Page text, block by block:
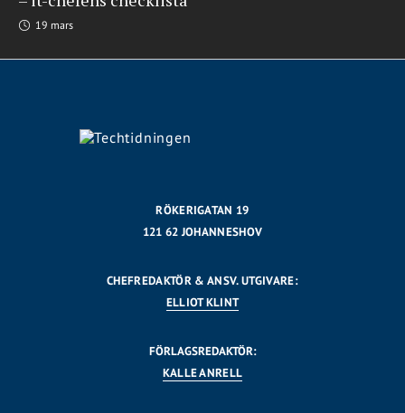
19 mars
RÖKERIGATAN 19
121 62 JOHANNESHOV
CHEFREDAKTÖR & ANSV. UTGIVARE:
ELLIOT KLINT
FÖRLAGSREDAKTÖR:
KALLE ANRELL